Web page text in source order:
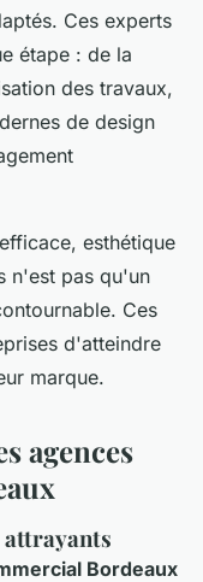
Ces experts
étape : de la
des travaux,
de design
esthétique
n'est pas qu'un
Ces
d'atteindre
marque.
agences
attrayants
Bordeaux